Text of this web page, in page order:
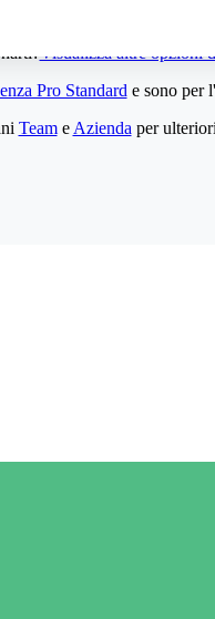
Visualizza altre opzioni
Pro Standard e sono per
Teame Azienda per